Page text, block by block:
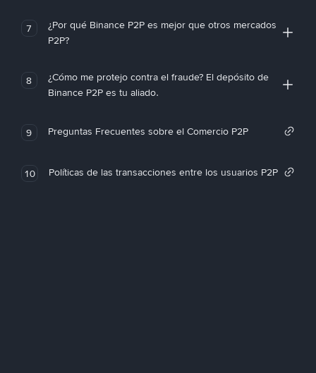
7
¿Por qué Binance P2P es mejor que otros mercados
P2P?
8
¿Cómo me protejo contra el fraude? El depósito de
Binance P2P es tu aliado.
9 Preguntas Frecuentes sobre el Comercio P2P
10 Políticas de las transacciones entre los usuarios P2P